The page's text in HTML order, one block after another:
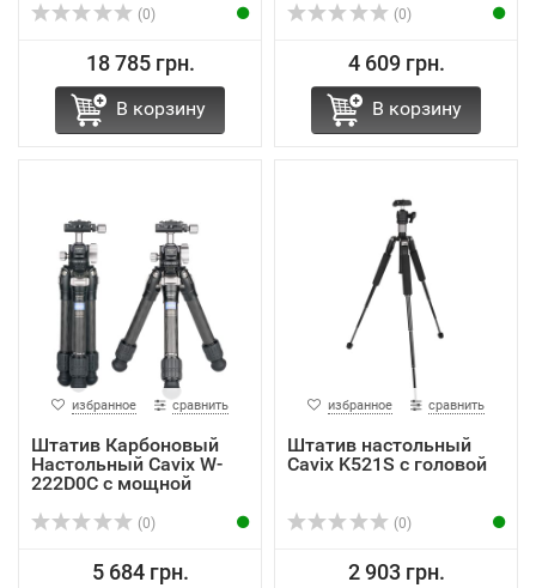
(0)
18 785 грн.
В корзину
(0)
4 609 грн.
В корзину
избранное сравнить
Штатив Карбоновый
Настольный Cavix W-
222D0C с мощной
(0)
5 684 грн.
избранное сравнить
Штатив настольный
Cavix K521S с головой
(0)
2 903 грн.